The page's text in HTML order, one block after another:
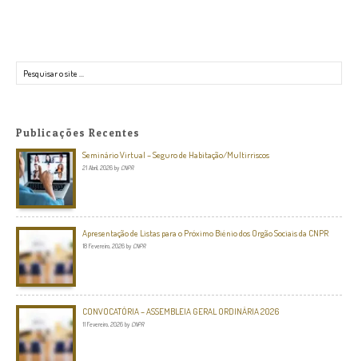
Publicações Recentes
Seminário Virtual – Seguro de Habitação/Multirriscos
21 Abril, 2026 by CNPR
Apresentação de Listas para o Próximo Biénio dos Orgão Sociais da CNPR
18 Fevereiro, 2026 by CNPR
CONVOCATÓRIA – ASSEMBLEIA GERAL ORDINÁRIA 2026
11 Fevereiro, 2026 by CNPR